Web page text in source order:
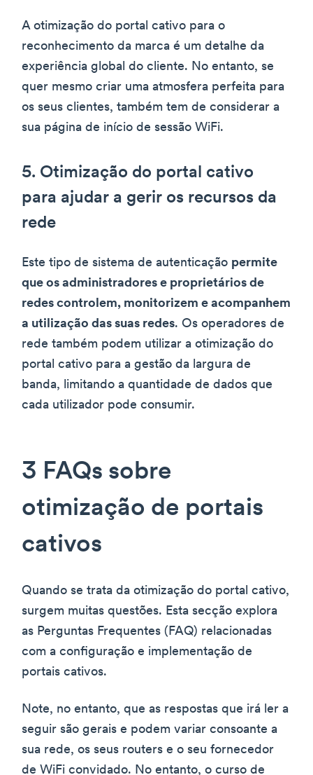
A otimização do portal cativo para o
reconhecimento da marca é um detalhe da
experiência global do cliente. No entanto, se
quer mesmo criar uma atmosfera perfeita para
os seus clientes, também tem de considerar a
sua página de início de sessão WiFi.
5. Otimização do portal cativo
para ajudar a gerir os recursos da
rede
Este tipo de sistema de autenticação permite
que os administradores e proprietários de
redes controlem, monitorizem e acompanhem
a utilização das suas redes. Os operadores de
rede também podem utilizar a otimização do
portal cativo para a gestão da largura de
banda, limitando a quantidade de dados que
cada utilizador pode consumir.
3 FAQs sobre
otimização de portais
cativos
Quando se trata da otimização do portal cativo,
surgem muitas questões. Esta secção explora
as Perguntas Frequentes (FAQ) relacionadas
com a configuração e implementação de
portais cativos.
Note, no entanto, que as respostas que irá ler a
seguir são gerais e podem variar consoante a
sua rede, os seus routers e o seu fornecedor
de WiFi convidado. No entanto, o curso de